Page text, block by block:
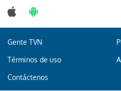
Gente TVN
Términos de uso
Contáctenos